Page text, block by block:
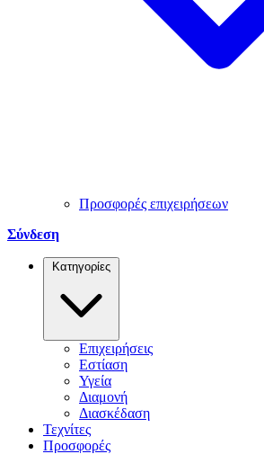
Προσφορές επιχειρήσεων
Σύνδεση
Κατηγορίες
Επιχειρήσεις
Εστίαση
Υγεία
Διαμονή
Διασκέδαση
Τεχνίτες
Προσφορές